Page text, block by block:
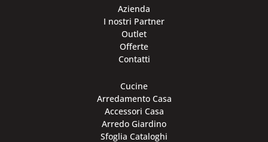
Azienda
I nostri Partner
Outlet
Offerte
Contatti
Cucine
Arredamento Casa
Accessori Casa
Arredo Giardino
Sfoglia Cataloghi